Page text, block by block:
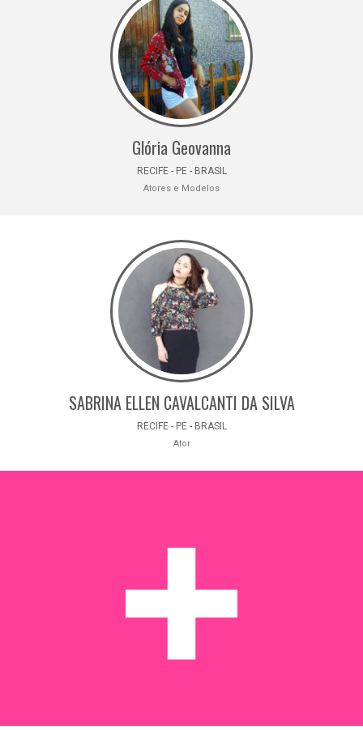
Glória Geovanna
RECIFE - PE - BRASIL
Atores e Modelos
SABRINA ELLEN CAVALCANTI DA SILVA
RECIFE - PE - BRASIL
Ator